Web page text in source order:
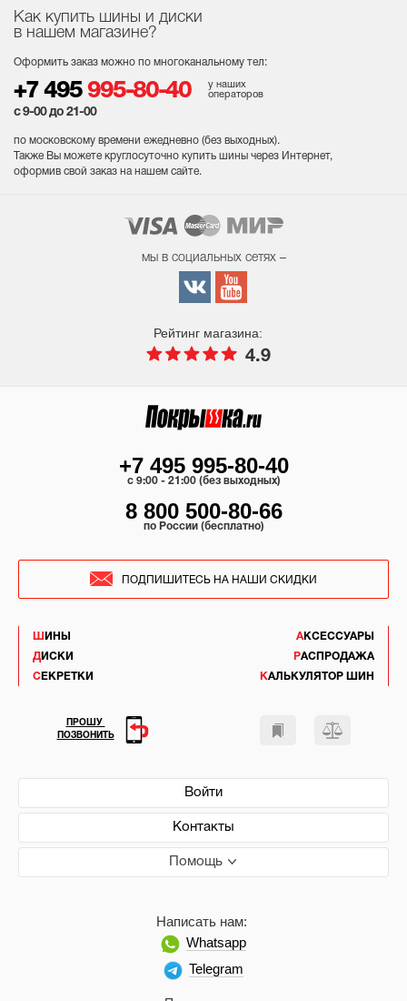
Как купить шины и диски
в нашем магазине?
Оформить заказ можно по многоканальному тел:
+7 495 995-80-40
у наших
операторов
с 9-00 до 21-00
по московскому времени ежедневно (без выходных).
Также Вы можете круглосуточно купить шины через Интернет,
оформив свой заказ на нашем сайте.
мы в социальных сетях –
Рейтинг магазина:
4.9
ШИНЫ
ДИСКИ
СЕКРЕТКИ
АКСЕССУАРЫ
РАСПРОДАЖА
КАЛЬКУЛЯТОР ШИН
Войти
Контакты
Помощь
Написать нам:
Whatsapp
Telegram
+7 495 995-80-40
c 9:00 - 21:00 (без выходных)
8 800 500-80-66
по России (бесплатно)
ПОДПИШИТЕСЬ НА НАШИ СКИДКИ
ПРОШУ
ПОЗВОНИТЬ